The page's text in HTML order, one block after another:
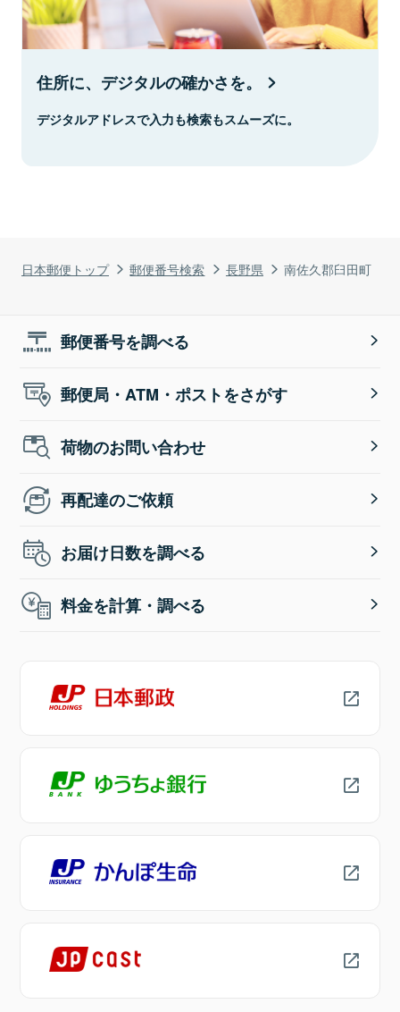
日本郵便トップ 郵便番号検索 長野県 南佐久郡臼田町
住所に、デジタルの確かさを。
デジタルアドレスで入力も検索もスムーズに。
郵便番号を調べる
郵便局・ATM・ポストをさがす
荷物のお問い合わせ
再配達のご依頼
お届け日数を調べる
料金を計算・調べる